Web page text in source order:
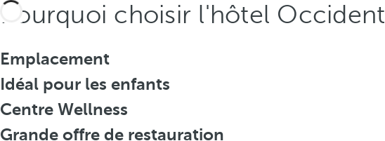
Pourquoi choisir l'hôtel
Emplacement
Idéal pour les enfants
Centre Wellness
Grande offre de restauration